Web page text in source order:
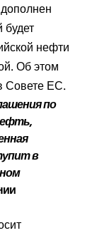
нефти
Об этом
Совете ЕС.
по
в